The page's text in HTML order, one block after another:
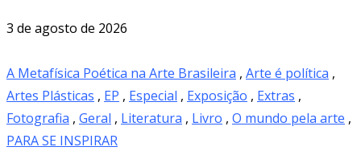
3 de agosto de 2026
A Metafísica Poética na Arte Brasileira , Arte é política ,
Artes Plásticas , EP , Especial , Exposição , Extras ,
Fotografia , Geral , Literatura , Livro , O mundo pela arte ,
PARA SE INSPIRAR